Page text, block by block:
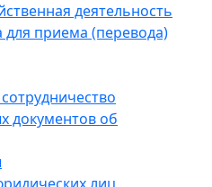
деятельность
для приема (перевода)
документов об